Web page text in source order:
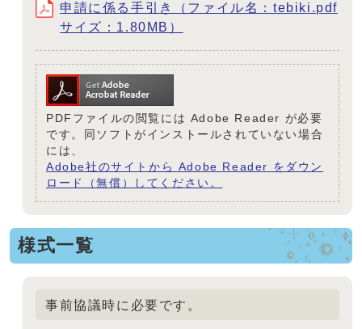
申請に係る手引き（ファイル名：tebiki.pdf
サイズ：1.80MB）
PDFファイルの閲覧には Adobe Reader が必要
です。同ソフトがインストールされていない場合
には、
Adobe社のサイトから Adobe Reader をダウン
ロード（無償）してください。
様式一覧
事前協議時に必要です。